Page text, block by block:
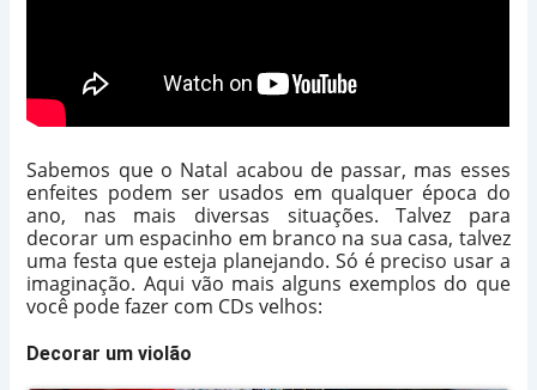
Sabemos que o Natal acabou de passar, mas esses
enfeites podem ser usados em qualquer época do
ano, nas mais diversas situações. Talvez para
decorar um espacinho em branco na sua casa, talvez
uma festa que esteja planejando. Só é preciso usar a
imaginação. Aqui vão mais alguns exemplos do que
você pode fazer com CDs velhos:
Decorar um violão